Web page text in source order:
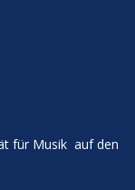
für Musik auf den